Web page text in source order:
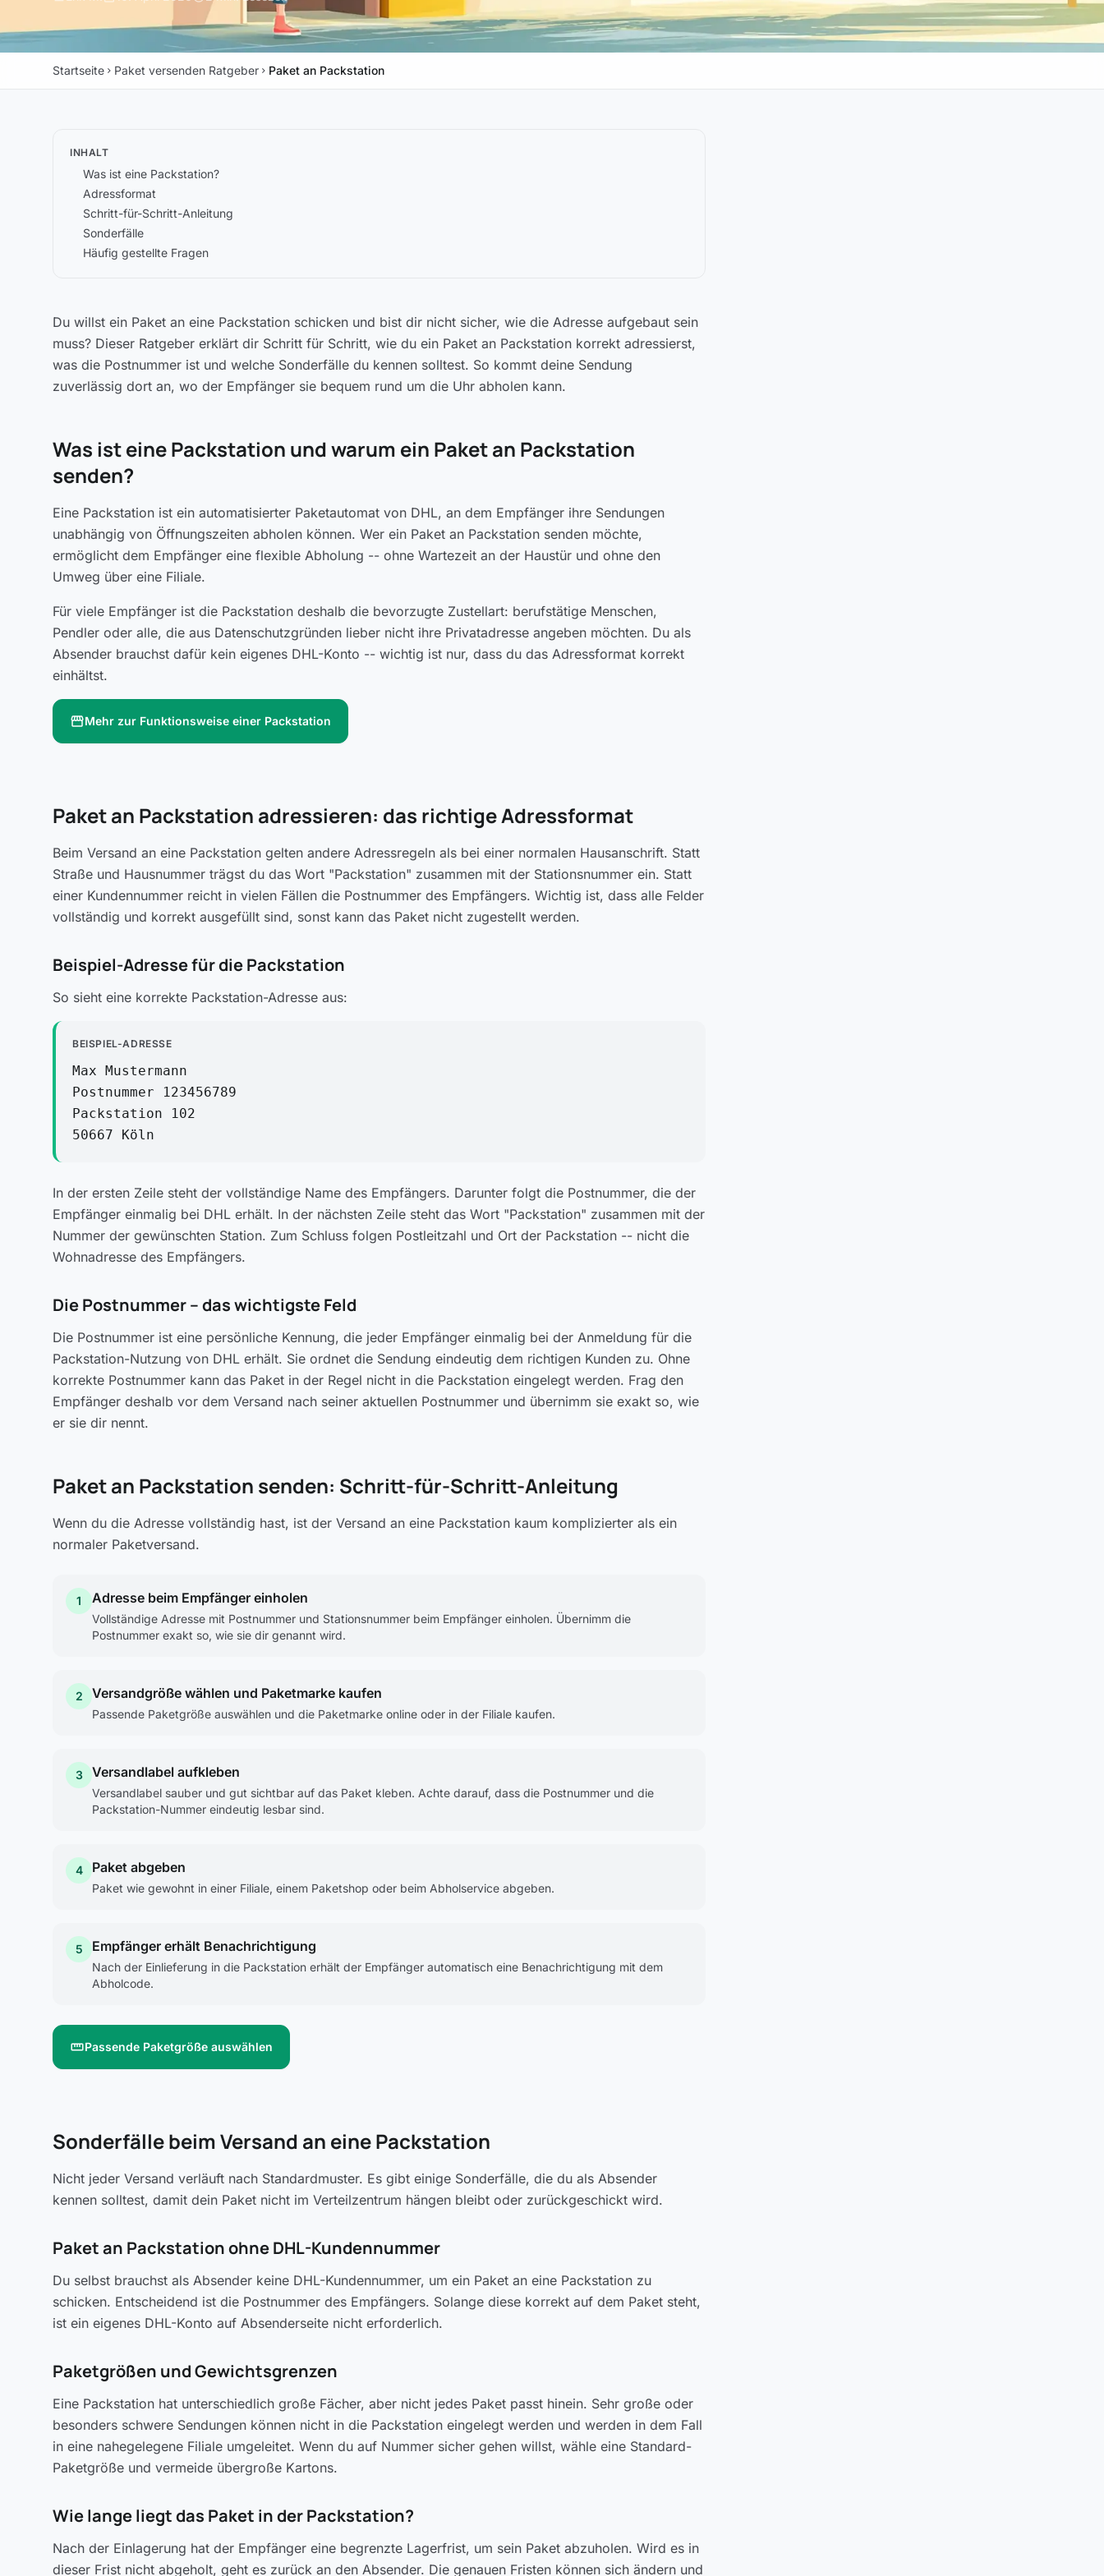
Startseite chevron_right Paket versenden Ratgeber chevron_right Paket an Packstation
INHALT
Was ist eine Packstation?
Adressformat
Schritt-für-Schritt-Anleitung
Sonderfälle
Häufig gestellte Fragen
Du willst ein Paket an eine Packstation schicken und bist dir nicht sicher, wie die Adresse aufgebaut sein
muss? Dieser Ratgeber erklärt dir Schritt für Schritt, wie du ein Paket an Packstation korrekt adressierst,
was die Postnummer ist und welche Sonderfälle du kennen solltest. So kommt deine Sendung
zuverlässig dort an, wo der Empfänger sie bequem rund um die Uhr abholen kann.
Was ist eine Packstation und warum ein Paket an Packstation
senden?
Eine Packstation ist ein automatisierter Paketautomat von DHL, an dem Empfänger ihre Sendungen
unabhängig von Öffnungszeiten abholen können. Wer ein Paket an Packstation senden möchte,
ermöglicht dem Empfänger eine flexible Abholung -- ohne Wartezeit an der Haustür und ohne den
Umweg über eine Filiale.
Für viele Empfänger ist die Packstation deshalb die bevorzugte Zustellart: berufstätige Menschen,
Pendler oder alle, die aus Datenschutzgründen lieber nicht ihre Privatadresse angeben möchten. Du als
Absender brauchst dafür kein eigenes DHL-Konto -- wichtig ist nur, dass du das Adressformat korrekt
einhältst.
storefrontMehr zur Funktionsweise einer Packstation
Paket an Packstation adressieren: das richtige Adressformat
Beim Versand an eine Packstation gelten andere Adressregeln als bei einer normalen Hausanschrift. Statt
Straße und Hausnummer trägst du das Wort "Packstation" zusammen mit der Stationsnummer ein. Statt
einer Kundennummer reicht in vielen Fällen die Postnummer des Empfängers. Wichtig ist, dass alle Felder
vollständig und korrekt ausgefüllt sind, sonst kann das Paket nicht zugestellt werden.
Beispiel-Adresse für die Packstation
So sieht eine korrekte Packstation-Adresse aus:
BEISPIEL-ADRESSE
Max Mustermann
Postnummer 123456789
Packstation 102
50667 Köln
In der ersten Zeile steht der vollständige Name des Empfängers. Darunter folgt die Postnummer, die der
Empfänger einmalig bei DHL erhält. In der nächsten Zeile steht das Wort "Packstation" zusammen mit der
Nummer der gewünschten Station. Zum Schluss folgen Postleitzahl und Ort der Packstation -- nicht die
Wohnadresse des Empfängers.
Die Postnummer -- das wichtigste Feld
Die Postnummer ist eine persönliche Kennung, die jeder Empfänger einmalig bei der Anmeldung für die
Packstation-Nutzung von DHL erhält. Sie ordnet die Sendung eindeutig dem richtigen Kunden zu. Ohne
korrekte Postnummer kann das Paket in der Regel nicht in die Packstation eingelegt werden. Frag den
Empfänger deshalb vor dem Versand nach seiner aktuellen Postnummer und übernimm sie exakt so, wie
er sie dir nennt.
Paket an Packstation senden: Schritt-für-Schritt-Anleitung
Wenn du die Adresse vollständig hast, ist der Versand an eine Packstation kaum komplizierter als ein
normaler Paketversand.
1 Adresse beim Empfänger einholen
Vollständige Adresse mit Postnummer und Stationsnummer beim Empfänger einholen. Übernimm die
Postnummer exakt so, wie sie dir genannt wird.
2 Versandgröße wählen und Paketmarke kaufen
Passende Paketgröße auswählen und die Paketmarke online oder in der Filiale kaufen.
3 Versandlabel aufkleben
Versandlabel sauber und gut sichtbar auf das Paket kleben. Achte darauf, dass die Postnummer und die
Packstation-Nummer eindeutig lesbar sind.
4 Paket abgeben
Paket wie gewohnt in einer Filiale, einem Paketshop oder beim Abholservice abgeben.
5 Empfänger erhält Benachrichtigung
Nach der Einlieferung in die Packstation erhält der Empfänger automatisch eine Benachrichtigung mit dem
Abholcode.
straightenPassende Paketgröße auswählen
Sonderfälle beim Versand an eine Packstation
Nicht jeder Versand verläuft nach Standardmuster. Es gibt einige Sonderfälle, die du als Absender
kennen solltest, damit dein Paket nicht im Verteilzentrum hängen bleibt oder zurückgeschickt wird.
Paket an Packstation ohne DHL-Kundennummer
Du selbst brauchst als Absender keine DHL-Kundennummer, um ein Paket an eine Packstation zu
schicken. Entscheidend ist die Postnummer des Empfängers. Solange diese korrekt auf dem Paket steht,
ist ein eigenes DHL-Konto auf Absenderseite nicht erforderlich.
Paketgrößen und Gewichtsgrenzen
Eine Packstation hat unterschiedlich große Fächer, aber nicht jedes Paket passt hinein. Sehr große oder
besonders schwere Sendungen können nicht in die Packstation eingelegt werden und werden in dem Fall
in eine nahegelegene Filiale umgeleitet. Wenn du auf Nummer sicher gehen willst, wähle eine Standard-
Paketgröße und vermeide übergroße Kartons.
Wie lange liegt das Paket in der Packstation?
Nach der Einlagerung hat der Empfänger eine begrenzte Lagerfrist, um sein Paket abzuholen. Wird es in
dieser Frist nicht abgeholt, geht es zurück an den Absender. Die genauen Fristen können sich ändern und